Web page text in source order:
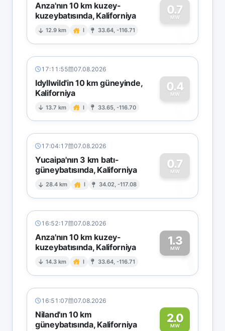
Anza'nın 10 km kuzey-
kuzeybatısında, Kaliforniya
12.9 km I 33.64, -116.71
0.7
MW
0
17:11:55 07.08.2026
Idyllwild'in 10 km güneyinde,
Kaliforniya
13.7 km I 33.65, -116.70
0.4
MW
0
17:04:17 07.08.2026
Yucaipa'nın 3 km batı-
güneybatısında, Kaliforniya
28.4 km I 34.02, -117.08
0.7
MW
0
16:52:17 07.08.2026
Anza'nın 10 km kuzey-
kuzeybatısında, Kaliforniya
14.3 km I 33.64, -116.71
1.3
MW1
16:51:07 07.08.2026
Niland'ın 10 km
güneybatısında, Kaliforniya
2.0
MW